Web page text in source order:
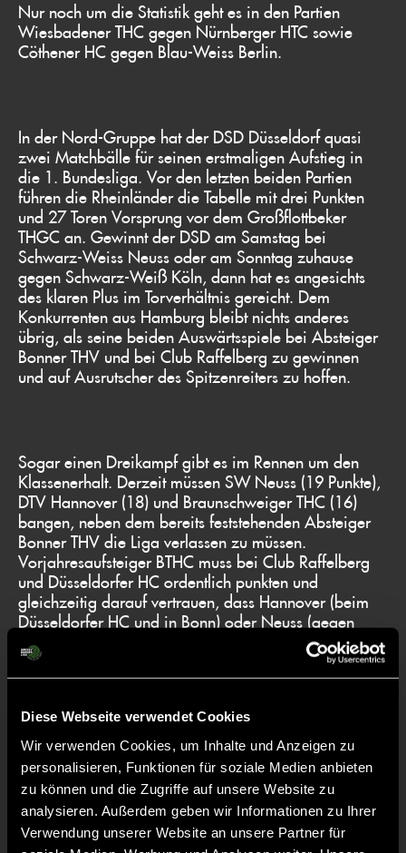
Diese Webseite verwendet Cookies
Wir verwenden Cookies, um Inhalte und Anzeigen zu
personalisieren, Funktionen für soziale Medien anbieten
zu können und die Zugriffe auf unsere Website zu
analysieren. Außerdem geben wir Informationen zu Ihrer
Verwendung unserer Website an unsere Partner für
Nur noch um die Statistik geht es in den Partien
Wiesbadener THC gegen Nürnberger HTC sowie
Cöthener HC gegen Blau-Weiss Berlin.
In der Nord-Gruppe hat der DSD Düsseldorf quasi
zwei Matchbälle für seinen erstmaligen Aufstieg in
die 1. Bundesliga. Vor den letzten beiden Partien
führen die Rheinländer die Tabelle mit drei Punkten
und 27 Toren Vorsprung vor dem Großflottbeker
THGC an. Gewinnt der DSD am Samstag bei
Schwarz-Weiss Neuss oder am Sonntag zuhause
gegen Schwarz-Weiß Köln, dann hat es angesichts
des klaren Plus im Torverhältnis gereicht. Dem
Konkurrenten aus Hamburg bleibt nichts anderes
übrig, als seine beiden Auswärtsspiele bei Absteiger
Bonner THV und bei Club Raffelberg zu gewinnen
und auf Ausrutscher des Spitzenreiters zu hoffen.
Sogar einen Dreikampf gibt es im Rennen um den
Klassenerhalt. Derzeit müssen SW Neuss (19 Punkte),
DTV Hannover (18) und Braunschweiger THC (16)
bangen, neben dem bereits feststehenden Absteiger
Bonner THV die Liga verlassen zu müssen.
Vorjahresaufsteiger BTHC muss bei Club Raffelberg
und Düsseldorfer HC ordentlich punkten und
gleichzeitig darauf vertrauen, dass Hannover (beim
Düsseldorfer HC und in Bonn) oder Neuss (gegen
DSD und beim Marienburger SC) weniger erfolgreich
sind.
Lediglich in der Partie Schwarz-Weiß Köln gegen
Marienburger SC geht es quasi nur noch um die Ehre.